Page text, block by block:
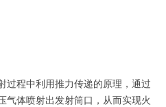
程中利用推力传递的原理，通过
气体喷射出发射筒口，从而实现火